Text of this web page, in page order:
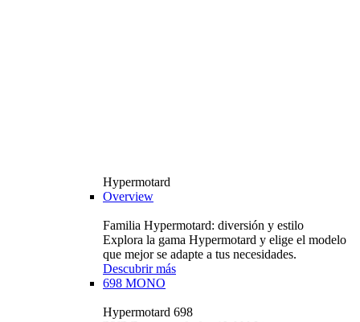
Hypermotard
Overview
Familia Hypermotard: diversión y estilo
Explora la gama Hypermotard y elige el modelo
que mejor se adapte a tus necesidades.
Descubrir más
698 MONO
Hypermotard 698